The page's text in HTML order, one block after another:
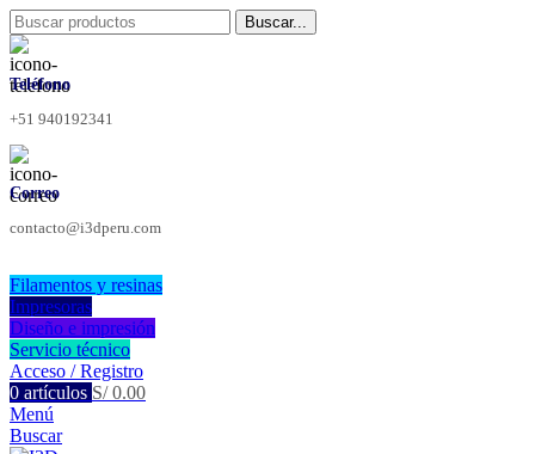
Buscar...
Teléfono
+51 940192341
Correo
contacto@i3dperu.com
Filamentos y resinas
Impresoras
Diseño e impresión
Servicio técnico
Acceso / Registro
0 artículos S/0.00
Menú
Buscar